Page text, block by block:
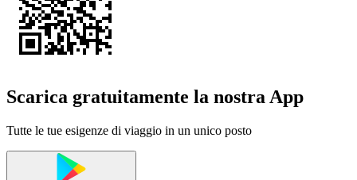
Scarica gratuitamente la nostra App
Tutte le tue esigenze di viaggio in un unico posto